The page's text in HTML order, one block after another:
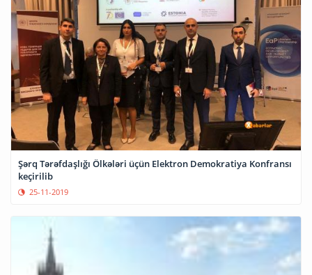
Şərq Tərəfdaşlığı Ölkələri üçün Elektron Demokratiya Konfransı
keçirilib
25-11-2019